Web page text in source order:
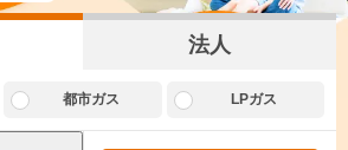
法人
都市ガス LPガス